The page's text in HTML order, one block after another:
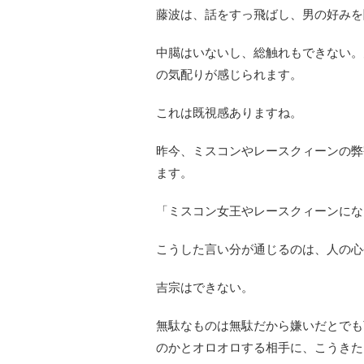
藤波は、話をすっ飛ばし、男の好み
中臈はいないし、総触れもできない
の気配りが感じられます。
これは既視感ありますね。
昨今、ミスコンやレースクィーンの
ます。
「ミスコン女王やレースクィーンに
こうした言い分が通じるのは、人の
吉宗はできない。
無駄なものは無駄だから嫌いだとで
のかとオロオロする相手に、こうき